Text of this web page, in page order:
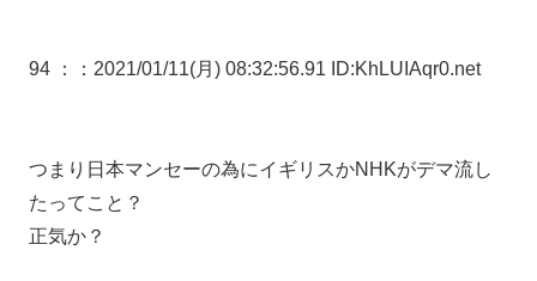
94 ： ：2021/01/11(月) 08:32:56.91 ID:KhLUIAqr0.net
つまり日本マンセーの為にイギリスかNHKがデマ流し
たってこと？
正気か？